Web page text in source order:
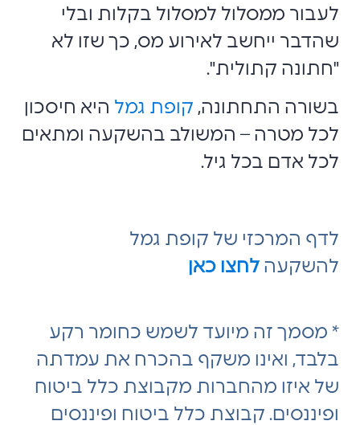
לעבור ממסלול למסלול בקלות ובלי
שהדבר ייחשב לאירוע מס, כך שזו לא
"חתונה קתולית".
בשורה התחתונה, קופת גמל היא חיסכון
לכל מטרה – המשולב בהשקעה ומתאים
לכל אדם בכל גיל.
לדף המרכזי של קופת גמל
להשקעה לחצו כאן
* מסמך זה מיועד לשמש כחומר רקע
בלבד, ואינו משקף בהכרח את עמדתה
של איזו מהחברות מקבוצת כלל ביטוח
ופיננסים. קבוצת כלל ביטוח ופיננסים